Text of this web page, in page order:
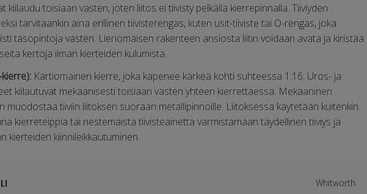
kiilaudu toisiaan vasten, joten liitos ei tiivisty pelkällä kierrepinnalla. Tiiviyden
tarvitaankin aina erillinen tiivisterengas, kuten usit-tiiviste tai O-rengas, joka
tasopintoja vasten. Lieriömäisen rakenteen ansiosta liitin voidaan avata ja kiristää
kertoja ilman kierteiden kulumista.
kierre): Kartiomainen kierre, joka kapenee kärkeä kohti suhteessa 1:16. Uros- ja
kiilautuvat mekaanisesti toisiaan vasten yhteen kierrettäessä. Mekaaninen
muodostaa tiiviin liitoksen suoraan metallipinnoille. Liitoksessa käytetään kuitenkin
kierreteippiä tai nestemäistä tiivisteainetta varmistamaan täydellinen tiiviys ja
kierteiden kiinnileikkautuminen.
Whitworth